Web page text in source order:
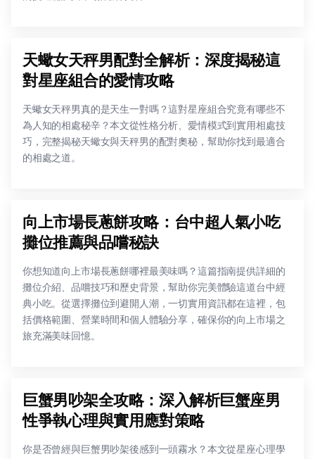
天蠍女天秤男配對全解析：深度揭秘這
對星座組合的愛情攻略
天蠍女天秤男真的是天生一對嗎？這對星座組合究竟有哪些不
為人知的相處秘辛？本文從性格分析、愛情模式到實用相處技
巧，完整揭秘天蠍女與天秤男的配對奧秘，幫助你找到最適合
的相處之道。
向上市場長蔥餅攻略：台中超人氣小吃
攤位推薦與品嚐秘訣
你想知道向上市場長蔥餅哪裡最美味嗎？這篇指南提供詳細的
攤位介紹、品嚐技巧和歷史背景，幫助你完美體驗這道台中經
典小吃。從選擇攤位到避開人潮，一切實用資訊都在這裡，包
括價格範圍、營業時間和個人體驗分享，確保你的向上市場之
旅充滿美味回憶。
巨蟹男吵架全攻略：深入解析巨蟹座男
性爭執心理與實用應對策略
你是否曾經與巨蟹男吵架後感到一頭霧水？本文從星座心理學